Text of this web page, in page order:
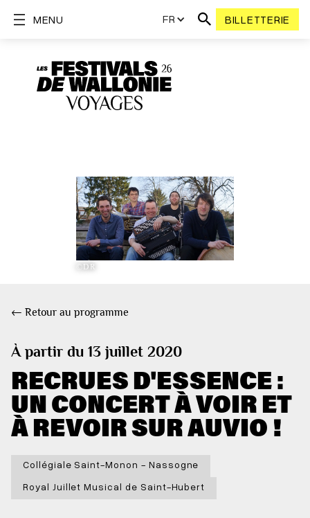
FR BILLETTERIE
MENU
©DR
← Retour au programme
À partir du 13 juillet 2020
RECRUES D'ESSENCE :
UN CONCERT À VOIR ET
À REVOIR SUR AUVIO !
Collégiale Saint-Monon - Nassogne
Royal Juillet Musical de Saint-Hubert